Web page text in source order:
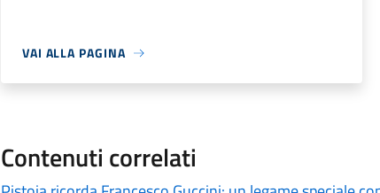
VAI ALLA PAGINA
Contenuti correlati